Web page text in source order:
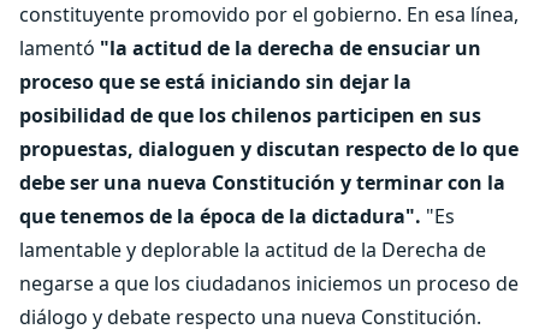
constituyente promovido por el gobierno. En esa línea,
lamentó "la actitud de la derecha de ensuciar un
proceso que se está iniciando sin dejar la
posibilidad de que los chilenos participen en sus
propuestas, dialoguen y discutan respecto de lo que
debe ser una nueva Constitución y terminar con la
que tenemos de la época de la dictadura". "Es
lamentable y deplorable la actitud de la Derecha de
negarse a que los ciudadanos iniciemos un proceso de
diálogo y debate respecto una nueva Constitución.